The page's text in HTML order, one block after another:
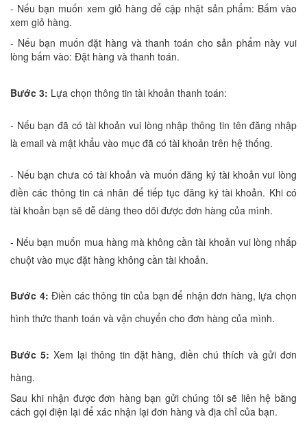
- Nếu bạn muốn xem giỏ hàng để cập nhật sản phẩm: Bấm vào
xem giỏ hàng.
- Nếu bạn muốn đặt hàng và thanh toán cho sản phẩm này vui
lòng bấm vào: Đặt hàng và thanh toán.
Bước 3: Lựa chọn thông tin tài khoản thanh toán:
- Nếu bạn đã có tài khoản vui lòng nhập thông tin tên đăng nhập
là email và mật khẩu vào mục đã có tài khoản trên hệ thống.
- Nếu bạn chưa có tài khoản và muốn đăng ký tài khoản vui lòng
điền các thông tin cá nhân để tiếp tục đăng ký tài khoản. Khi có
tài khoản bạn sẽ dễ dàng theo dõi được đơn hàng của mình.
- Nếu bạn muốn mua hàng mà không cần tài khoản vui lòng nhấp
chuột vào mục đặt hàng không cần tài khoản.
Bước 4: Điền các thông tin của bạn để nhận đơn hàng, lựa chọn
hình thức thanh toán và vận chuyển cho đơn hàng của mình.
Bước 5: Xem lại thông tin đặt hàng, điền chú thích và gửi đơn
hàng.
Sau khi nhận được đơn hàng bạn gửi chúng tôi sẽ liên hệ bằng
cách gọi điện lại để xác nhận lại đơn hàng và địa chỉ của bạn.